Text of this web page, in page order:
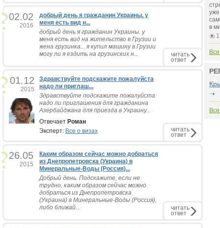
02.02
2016
добрый день я гражданин Украины. у
меня есть вид н...
добрый день я гражданин Украины. у
меня есть вид на жительство в Грузии и
жена грузинка... я купил машину в Грузии
могу ли я ездить на грузинских н...
читать
ответ
01.12
2015
Здравствуйте подскажите пожалуйста
надо ли приглаш...
Здравствуйте подскажите пожалуйста
надо ли приглашения для гражданина
Азербайджана для приезда в Украину...
Отвечает Роман
Эксперт: Все о визах читать
ответ
26.05
2015
Каким образом сейчас можно добраться
из Днепропетровска (Украина) в
Минеральные-Воды (Россия)...
Добрый день. Подскажите, если не
трудно, каким образом сейчас можно
добраться из Днепропетровска
(Украина) в Минеральные-Воды (Россия),
либо ближай...
читать
ответ
уже
в